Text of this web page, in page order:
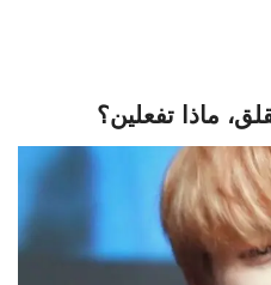
ماذا تفعلين؟